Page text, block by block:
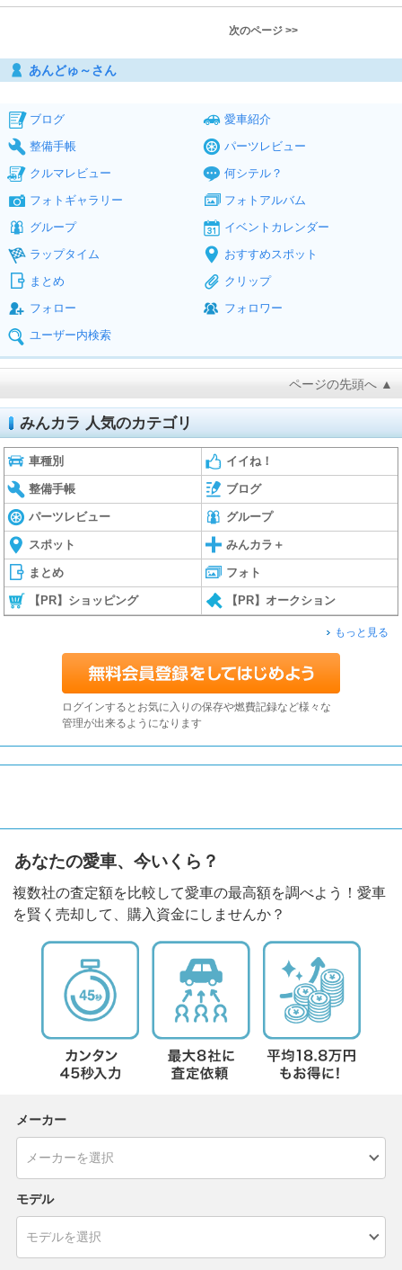
次のページ >>
あんどゅ～さん
ブログ
愛車紹介
整備手帳
パーツレビュー
クルマレビュー
何シテル？
フォトギャラリー
フォトアルバム
グループ
イベントカレンダー
ラップタイム
おすすめスポット
まとめ
クリップ
フォロー
フォロワー
ユーザー内検索
ページの先頭へ ▲
みんカラ 人気のカテゴリ
車種別 イイね！
整備手帳 ブログ
パーツレビュー グループ
スポット みんカラ＋
まとめ フォト
【PR】ショッピング 【PR】オークション
もっと見る
ログインするとお気に入りの保存や燃費記録など様々な
管理が出来るようになります
あなたの愛車、今いくら？
複数社の査定額を比較して愛車の最高額を調べよう！愛車
を賢く売却して、購入資金にしませんか？
メーカー
モデル